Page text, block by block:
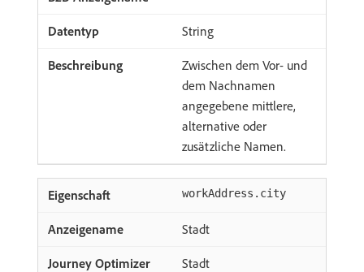
String
Zwischen dem Vor- und
dem Nachnamen
angegebene mittlere,
alternative oder
zusätzliche Namen.
workAddress.city
Stadt
Stadt